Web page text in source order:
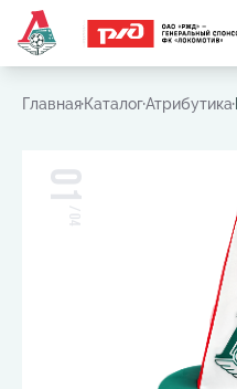
Главная КаталогАтрибутика
01
/
04